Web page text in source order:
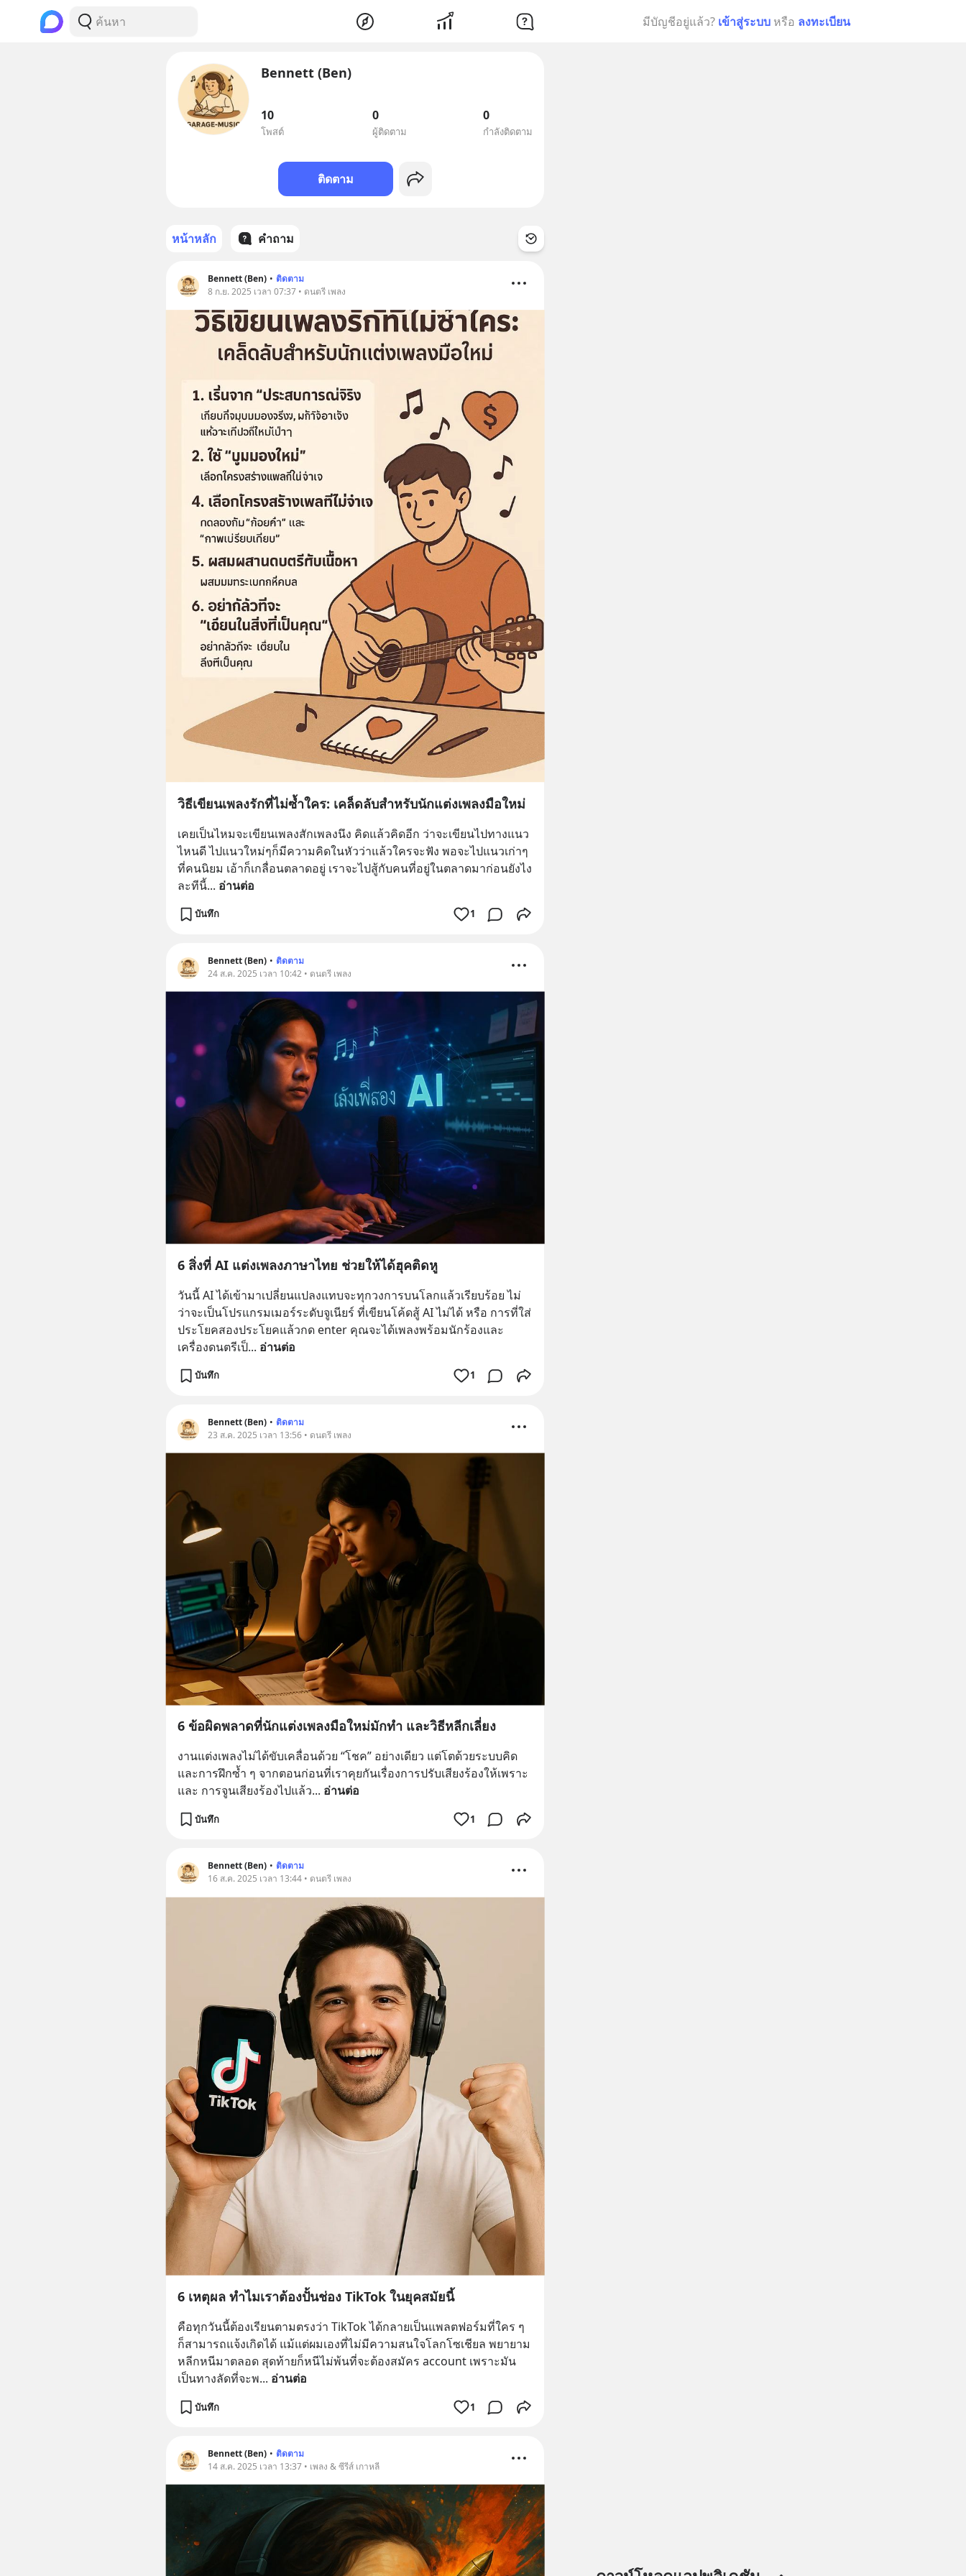
มีบัญชีอยู่แล้ว? เข้าสู่ระบบ หรือ ลงทะเบียน
Bennett (Ben)
10
โพสต์
0
ผู้ติดตาม
0
กำลังติดตาม
ติดตาม
หน้าหลัก คำถาม
Bennett (Ben) • ติดตาม
8 ก.ย. 2025 เวลา 07:37 • ดนตรี เพลง
วิธีเขียนเพลงรักที่ไม่ซ้ำใคร: เคล็ดลับสำหรับนักแต่งเพลงมือใหม่
เคยเป็นไหมจะเขียนเพลงสักเพลงนึง คิดแล้วคิดอีก ว่าจะเขียนไปทางแนว
ไหนดี ไปแนวใหม่ๆก็มีความคิดในหัวว่าแล้วใครจะฟัง พอจะไปแนวเก่าๆ
ที่คนนิยม เอ้าก็เกลื่อนตลาดอยู่ เราจะไปสู้กับคนที่อยู่ในตลาดมาก่อนยังไง
ละทีนี้... อ่านต่อ
บันทึก 1
Bennett (Ben) • ติดตาม
24 ส.ค. 2025 เวลา 10:42 • ดนตรี เพลง
6 สิ่งที่ AI แต่งเพลงภาษาไทย ช่วยให้ได้ฮุคติดหู
วันนี้ AI ได้เข้ามาเปลี่ยนแปลงแทบจะทุกวงการบนโลกแล้วเรียบร้อย ไม่
ว่าจะเป็นโปรแกรมเมอร์ระดับจูเนียร์ ที่เขียนโค้ดสู้ AI ไม่ได้ หรือ การที่ใส่
ประโยคสองประโยคแล้วกด enter คุณจะได้เพลงพร้อมนักร้องและ
เครื่องดนตรีเป็... อ่านต่อ
บันทึก 1
Bennett (Ben) • ติดตาม
23 ส.ค. 2025 เวลา 13:56 • ดนตรี เพลง
6 ข้อผิดพลาดที่นักแต่งเพลงมือใหม่มักทำ และวิธีหลีกเลี่ยง
งานแต่งเพลงไม่ได้ขับเคลื่อนด้วย “โชค” อย่างเดียว แต่โตด้วยระบบคิด
และการฝึกซ้ำ ๆ จากตอนก่อนที่เราคุยกันเรื่องการปรับเสียงร้องให้เพราะ
และ การจูนเสียงร้องไปแล้ว... อ่านต่อ
บันทึก 1
Bennett (Ben) • ติดตาม
16 ส.ค. 2025 เวลา 13:44 • ดนตรี เพลง
6 เหตุผล ทำไมเราต้องปั้นช่อง TikTok ในยุคสมัยนี้
คือทุกวันนี้ต้องเรียนตามตรงว่า TikTok ได้กลายเป็นแพลตฟอร์มที่ใคร ๆ
ก็สามารถแจ้งเกิดได้ แม้แต่ผมเองที่ไม่มีความสนใจโลกโซเชียล พยายาม
หลีกหนีมาตลอด สุดท้ายก็หนีไม่พ้นที่จะต้องสมัคร account เพราะมัน
เป็นทางลัดที่จะพ... อ่านต่อ
บันทึก 1
Bennett (Ben) • ติดตาม
14 ส.ค. 2025 เวลา 13:37 • เพลง & ซีรีส์ เกาหลี